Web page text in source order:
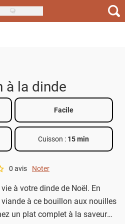
à la dinde
Facile
Cuisson : 15 min
0 out of 5.
0 avis Noter
à votre dinde de Noël. En
à ce bouillon aux nouilles
un plat complet à la saveur